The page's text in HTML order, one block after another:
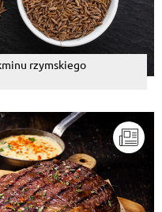
rzymskiego